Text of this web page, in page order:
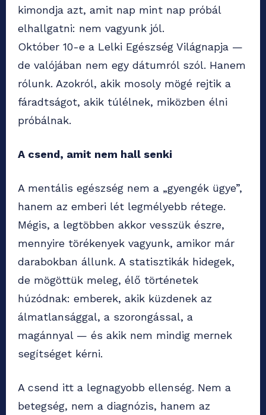
kimondja azt, amit nap mint nap próbál
elhallgatni: nem vagyunk jól.
Október 10-e a Lelki Egészség Világnapja —
de valójában nem egy dátumról szól. Hanem
rólunk. Azokról, akik mosoly mögé rejtik a
fáradtságot, akik túlélnek, miközben élni
próbálnak.
A csend, amit nem hall senki
A mentális egészség nem a „gyengék ügye”,
hanem az emberi lét legmélyebb rétege.
Mégis, a legtöbben akkor vesszük észre,
mennyire törékenyek vagyunk, amikor már
darabokban állunk. A statisztikák hidegek,
de mögöttük meleg, élő történetek
húzódnak: emberek, akik küzdenek az
álmatlansággal, a szorongással, a
magánnyal — és akik nem mindig mernek
segítséget kérni.
A csend itt a legnagyobb ellenség. Nem a
betegség, nem a diagnózis, hanem az